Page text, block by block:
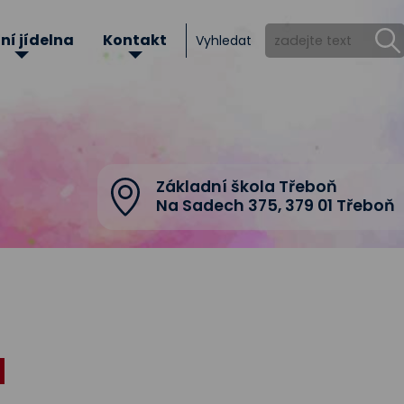
Základní škola Třeboň
Na Sadech 375,379 01 Třeboň
jídelna Kontakt Vyhledat